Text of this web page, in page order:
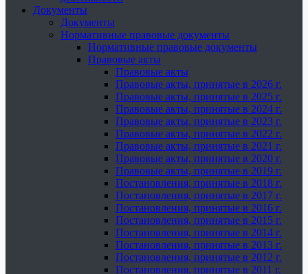
Документы
Документы
Нормативные правовые документы
Нормативные правовые документы
Правовые акты
Правовые акты
Правовые акты, принятые в 2026 г.
Правовые акты, принятые в 2025 г.
Правовые акты, принятые в 2024 г.
Правовые акты, принятые в 2023 г.
Правовые акты, принятые в 2022 г.
Правовые акты, принятые в 2021 г.
Правовые акты, принятые в 2020 г.
Правовые акты, принятые в 2019 г.
Постановления, принятые в 2018 г.
Постановления, принятые в 2017 г.
Постановления, принятые в 2016 г.
Постановления, принятые в 2015 г.
Постановления, принятые в 2014 г.
Постановления, принятые в 2013 г.
Постановления, принятые в 2012 г.
Постановления, принятые в 2011 г.